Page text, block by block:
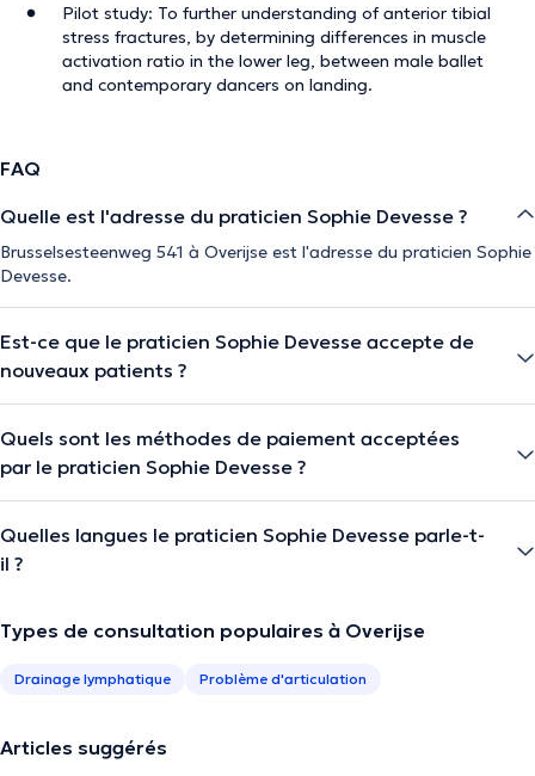
Pilot study: To further understanding of anterior tibial
stress fractures, by determining differences in muscle
activation ratio in the lower leg, between male ballet
and contemporary dancers on landing.
FAQ
Quelle est l'adresse du praticien Sophie Devesse ?
Brusselsesteenweg 541 à Overijse est l'adresse du praticien Sophie
Devesse.
Est-ce que le praticien Sophie Devesse accepte de
nouveaux patients ?
Quels sont les méthodes de paiement acceptées
par le praticien Sophie Devesse ?
Quelles langues le praticien Sophie Devesse parle-t-
il ?
Types de consultation populaires à Overijse
Drainage lymphatique Problème d'articulation
Articles suggérés